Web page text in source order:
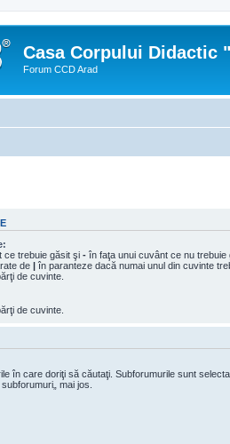
Casa Corpului Didactic
Forum CCD Arad
ce trebuie găsit şi - în faţa unui cuvânt ce nu trebuie
de | în paranteze dacă numai unul din cuvinte
de cuvinte.
de cuvinte.
în care doriţi să căutaţi. Subforumurile sunt
mai jos.